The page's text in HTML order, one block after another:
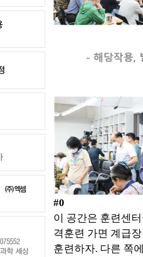
#0
이 공간은 훈련센
격훈련 가면 계급
훈련하자. 다른 쪽